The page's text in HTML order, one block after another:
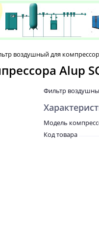
воздушный для
Alup
Фильтр
Модель
Код товара